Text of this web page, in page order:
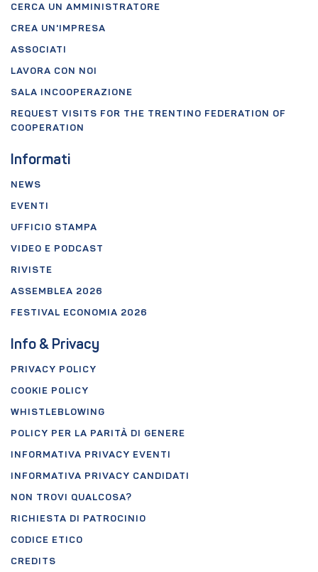
CERCA UN AMMINISTRATORE
CREA UN'IMPRESA
ASSOCIATI
LAVORA CON NOI
SALA INCOOPERAZIONE
REQUEST VISITS FOR THE TRENTINO FEDERATION OF
COOPERATION
Informati
NEWS
EVENTI
UFFICIO STAMPA
VIDEO E PODCAST
RIVISTE
ASSEMBLEA 2026
FESTIVAL ECONOMIA 2026
Info & Privacy
PRIVACY POLICY
COOKIE POLICY
WHISTLEBLOWING
POLICY PER LA PARITÀ DI GENERE
INFORMATIVA PRIVACY EVENTI
INFORMATIVA PRIVACY CANDIDATI
NON TROVI QUALCOSA?
RICHIESTA DI PATROCINIO
CODICE ETICO
CREDITS